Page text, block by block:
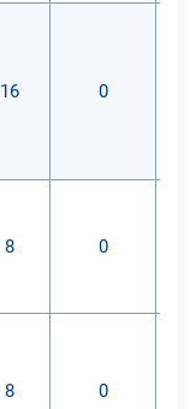
16 0
8 0
8 0